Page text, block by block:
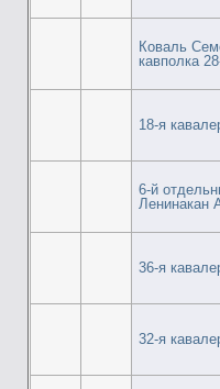
Коваль
кавполка
18-я
6-й
Ленинакан
36-я
32-я